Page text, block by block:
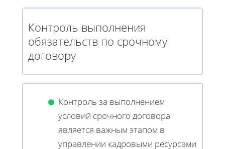
Контроль выполнения
обязательств по срочному
договору
Контроль за выполнением
условий срочного договора
является важным этапом в
управлении кадровыми ресурсами